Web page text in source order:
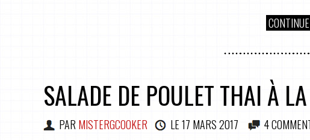
SALADE DE POULET THAI À
PAR MISTERGCOOKER LE17 MARS 2017 4